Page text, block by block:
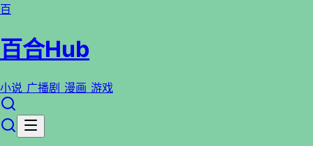
百
百合Hub
小说 广播剧 漫画 游戏